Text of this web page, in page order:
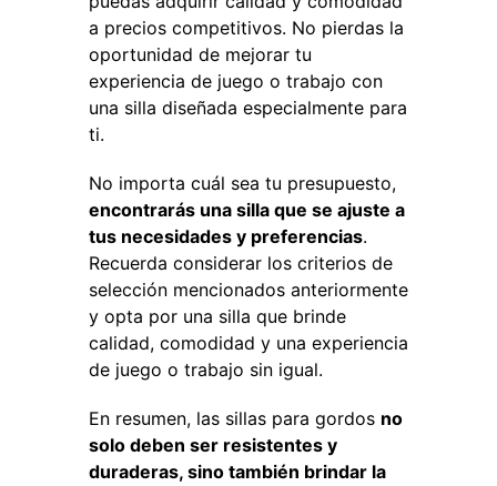
a precios competitivos. No pierdas la
oportunidad de mejorar tu
experiencia de juego o trabajo con
una silla diseñada especialmente para
ti.
No importa cuál sea tu presupuesto,
encontrarás una silla que se ajuste a
tus necesidades y preferencias.
Recuerda considerar los criterios de
selección mencionados anteriormente
y opta por una silla que brinde
calidad, comodidad y una experiencia
de juego o trabajo sin igual.
En resumen, las sillas para gordos no
solo deben ser resistentes y
duraderas, sino también brindar la